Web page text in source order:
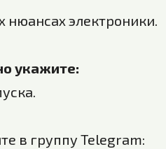
нюансах электроники.
укажите:
в группу Telegram: